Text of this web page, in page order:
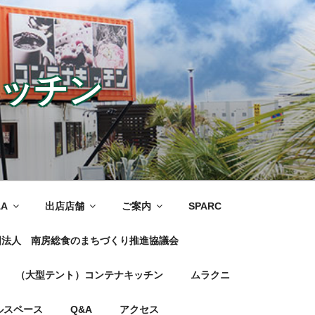
チン
出店店舗 ご案内 SPARC
法人 南房総食のまちづくり推進協議会
（大型テント）コンテナキッチン ムラクニ
スペース Q&A アクセス